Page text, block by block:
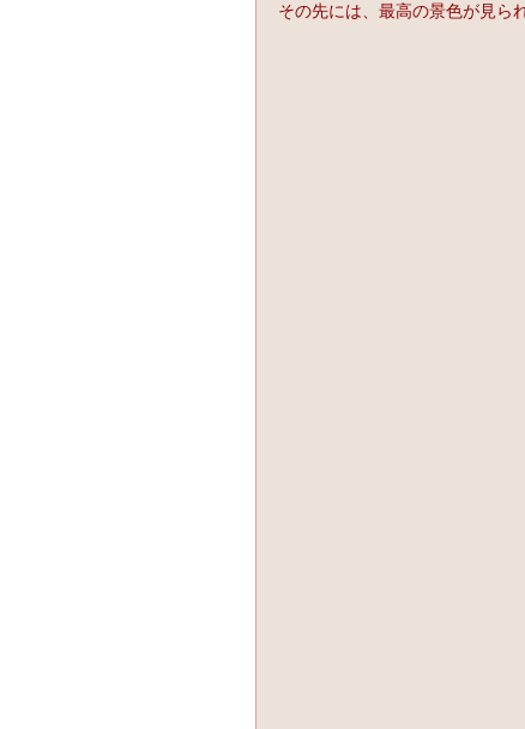
その先には、最高の景色が見ら